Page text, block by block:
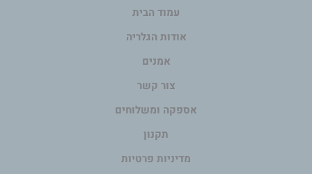
עמוד הבית
אודות הגלריה
אמנים
צור קשר
אספקה ומשלוחים
תקנון
מדיניות פרטיות